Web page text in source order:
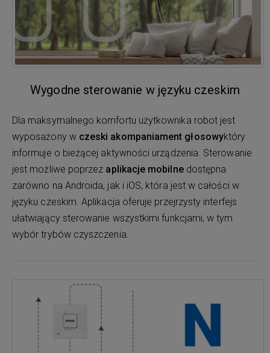
Wygodne sterowanie w języku czeskim
Dla maksymalnego komfortu użytkownika robot jest
wyposażony w czeski akompaniament głosowyktóry
informuje o bieżącej aktywności urządzenia. Sterowanie
jest możliwe poprzez aplikacje mobilnedostępna
zarówno na Androida, jak i iOS, która jest w całości w
języku czeskim. Aplikacja oferuje przejrzysty interfejs
ułatwiający sterowanie wszystkimi funkcjami, w tym
wybór trybów czyszczenia.